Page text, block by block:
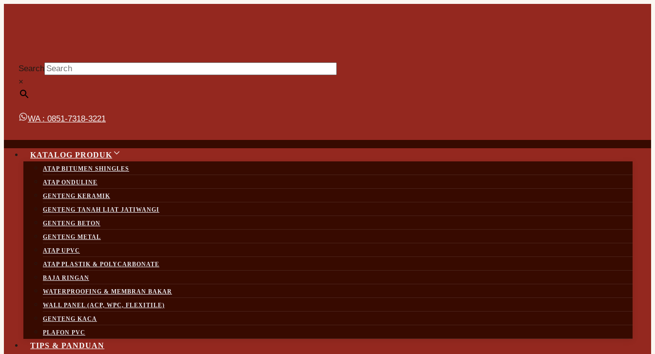
Search
×
WA : 0851-7318-3221
KATALOG PRODUK
ATAP BITUMEN SHINGLES
ATAP ONDULINE
GENTENG KERAMIK
GENTENG TANAH LIAT JATIWANGI
GENTENG BETON
GENTENG METAL
ATAP UPVC
ATAP PLASTIK & POLYCARBONATE
BAJA RINGAN
WATERPROOFING & MEMBRAN BAKAR
WALL PANEL (ACP, WPC, FLEXITILE)
GENTENG KACA
PLAFON PVC
TIPS & PANDUAN